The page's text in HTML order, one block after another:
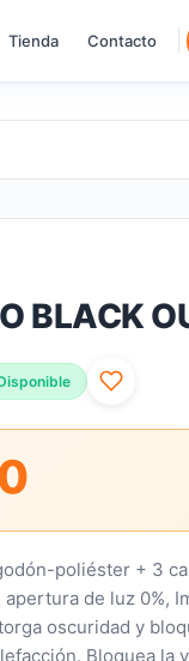
Tienda Contacto
BLACK
poliéster + 3
de luz 0%,
oscuridad y
Bloquea la